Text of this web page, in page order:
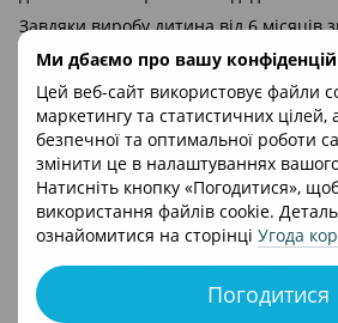
Ми дбаємо про вашу
Цей веб-сайт використовує файли
маркетингу та статистичних цілей,
безпечної та оптимальної роботи
змінити це в налаштуваннях
Натисніть кнопку «Погодитися»,
використання файлів cookie.
ознайомитися на сторінці Угода
Погодитися
Завдяки виробу дитина від 6 місяців
стільчику у зручному положенні.
Особливості м'якого вкладиша
Cybex Lemo Infinity Black:
додатковий м'який вкладиш з
стільця Lemo;
можна прати у пральній машині у
при 40 градусах;
повітропроникний матеріал
циркулювати всередині та
зайвого потовиділення;